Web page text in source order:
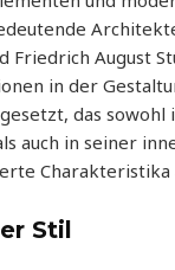
Friedrich August
in der
das sowohl
auch in seiner
Charakteristika
Stil